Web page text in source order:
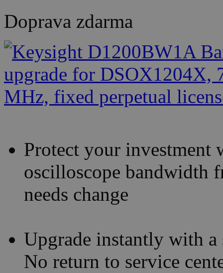
Doprava zdarma
Protect your investment
oscilloscope bandwidth
needs change
Upgrade instantly with
No return to service